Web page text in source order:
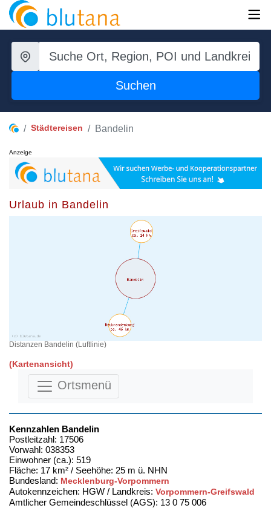
Suchen
Städtereisen Bandelin
Anzeige
Urlaub in Bandelin
Distanzen Bandelin (Luftlinie)
(Kartenansicht)
Ortsmenü
Kennzahlen Bandelin
Postleitzahl: 17506
Vorwahl: 038353
Einwohner (ca.): 519
Fläche: 17 km² / Seehöhe: 25 m ü. NHN
Bundesland: Mecklenburg-Vorpommern
Autokennzeichen: HGW / Landkreis: Vorpommern-Greifswald
Amtlicher Gemeindeschlüssel (AGS): 13 0 75 006